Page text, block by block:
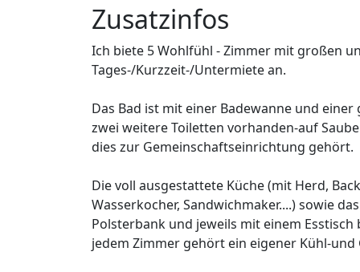
Zusatzinfos
Ich biete 5 Wohlfühl - Zimmer mit großen
Tages-/Kurzzeit-/Untermiete an.
Das Bad ist mit einer Badewanne und
zwei weitere Toiletten vorhanden-auf
dies zur Gemeinschaftseinrichtung gehört.
Die voll ausgestattete Küche (mit Herd,
Wasserkocher, Sandwichmaker....) sowie
Polsterbank und jeweils mit einem
jedem Zimmer gehört ein eigener Kühl-